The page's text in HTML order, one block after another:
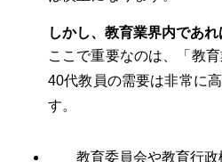
しかし、教育業界内であれ
ここで重要なのは、「教
40代教員の需要は非常に
す。
教育委員会や教育行